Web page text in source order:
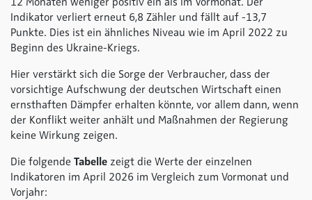
Indikator verliert erneut 6,8 Zähler und fällt auf -13,7
Punkte. Dies ist ein ähnliches Niveau wie im April 2022 zu
Beginn des Ukraine-Kriegs.
Hier verstärkt sich die Sorge der Verbraucher, dass der
vorsichtige Aufschwung der deutschen Wirtschaft einen
ernsthaften Dämpfer erhalten könnte, vor allem dann, wenn
der Konflikt weiter anhält und Maßnahmen der Regierung
keine Wirkung zeigen.
Die folgende Tabelle zeigt die Werte der einzelnen
Indikatoren im April 2026 im Vergleich zum Vormonat und
Vorjahr: